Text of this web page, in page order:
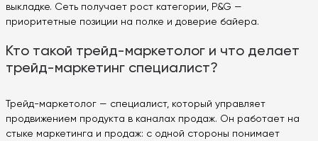
выкладке. Сеть получает рост категории, P&G —
приоритетные позиции на полке и доверие байера.
Кто такой трейд-маркетолог и что делает
трейд-маркетинг специалист?
Трейд-маркетолог — специалист, который управляет
продвижением продукта в каналах продаж. Он работает на
стыке маркетинга и продаж: с одной стороны понимает